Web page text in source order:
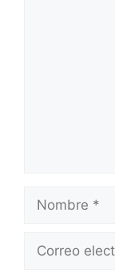
Nombre
Correo